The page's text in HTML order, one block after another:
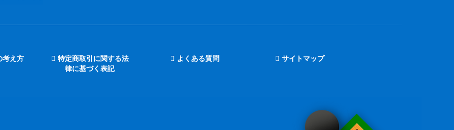
え方
特定商取引に関する法
律に基づく表記
よくある質問 サイトマップ